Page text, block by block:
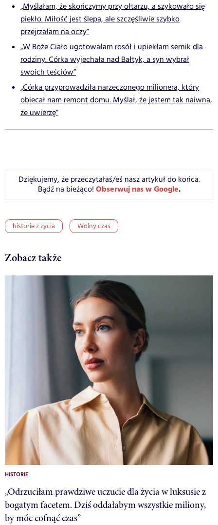
„Myślałam, że skończymy przy ołtarzu, a szykowało się
piekło. Miłość jest ślepa, ale szczęśliwie szybko
przejrzałam na oczy”
„W Boże Ciało ugotowałam rosół i upiekłam sernik dla
rodziny. Córka wyjechała nad Bałtyk, a syn wybrał
swoich teściów”
„Córka przyprowadziła narzeczonego milionera, który
obiecał nam remont domu. Myślał, że jestem tak naiwna,
że uwierzę”
Dziękujemy, że przeczytałaś/eś nasz artykuł do końca.
Bądź na bieżąco! Obserwuj nas w Google.
historie z życia Wolny czas
Zobacz także
HISTORIE
„Odrzuciłam prawdziwe uczucie dla życia w luksusie z
bogatym facetem. Dziś oddałabym wszystkie miliony,
by móc cofnąć czas”